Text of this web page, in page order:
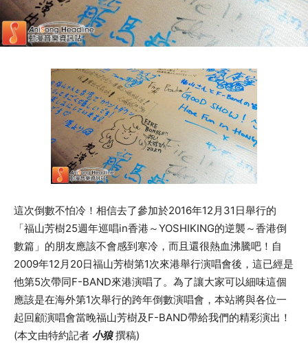
這次倒數不怕冷！相信去了參加於2016年12 月 31 日舉行的
「福山芳樹25週年巡唱in香港～YOSHIKING的逆襲～香港倒
數篇」的朋友應該不會感到寒冷，而且還很熱血沸騰吧！自
2009年12 月 20日福山芳樹第1次來港舉行演唱會後，這已經是
他第5次帶同F-BAND來港演唱了。為了讓大家可以細味這個
應該是在海外第1次舉行的跨年倒數演唱會，本站將與各位一
起回顧演唱會當晚福山芳樹及 F-BAND帶給我們的精彩演出！
(本文由特約記者 小狼撰稿)